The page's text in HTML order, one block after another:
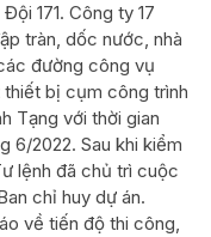
171. Công ty 17
tràn, dốc nước, nhà
đường công vụ
bị cụm công trình
Tạng với thời gian
6/2022. Sau khi kiểm
lệnh đã chủ trì cuộc
chỉ huy dự án.
về tiến độ thi công,